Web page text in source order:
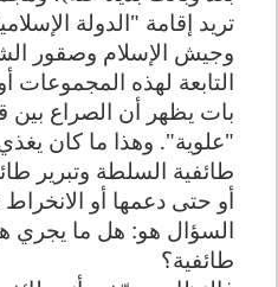
تريد إقامة "الدولة
وجيش الإسلام وصقور
التابعة لهذه المجموعات
بات يظهر أن الصراع
"علوية". وهذا ما كان
طائفية السلطة وتبرير
أو حتى دعمها أو
السؤال هو: هل ما يجري
طائفية؟